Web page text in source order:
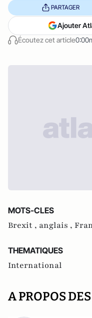
Écoutez cet article
PARTAGER
Ajouter
MOTS-CLES
Brexit , anglais ,
THEMATIQUES
International
A PROPOS